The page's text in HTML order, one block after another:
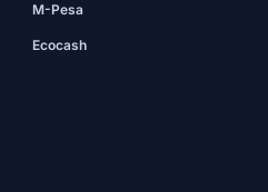
M-Pesa
Ecocash